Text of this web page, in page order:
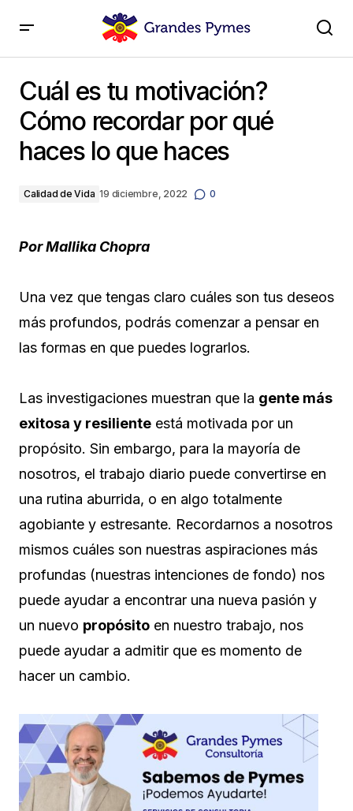
lo que haces
Cuál es tu motivación?
Cómo recordar por qué
haces lo que haces
Calidad de Vida 19 diciembre, 2022 0
Por Mallika Chopra
Una vez que tengas claro cuáles son tus deseos
más profundos, podrás comenzar a pensar en
las formas en que puedes lograrlos.
Las investigaciones muestran que la gente más
exitosa y resiliente está motivada por un
propósito. Sin embargo, para la mayoría de
nosotros, el trabajo diario puede convertirse en
una rutina aburrida, o en algo totalmente
agobiante y estresante. Recordarnos a nosotros
mismos cuáles son nuestras aspiraciones más
profundas (nuestras intenciones de fondo) nos
puede ayudar a encontrar una nueva pasión y
un nuevo propósito en nuestro trabajo, nos
puede ayudar a admitir que es momento de
hacer un cambio.